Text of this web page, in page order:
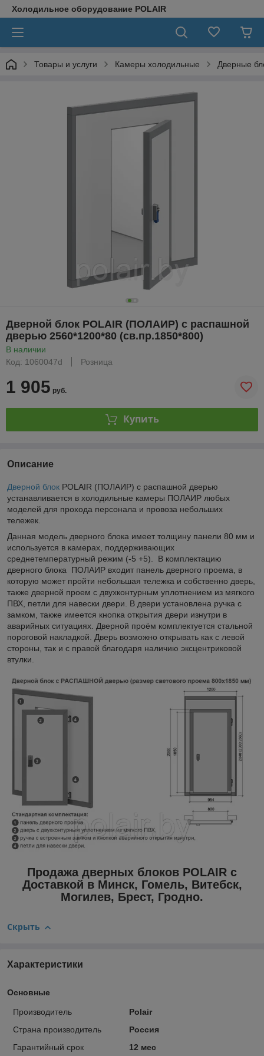
Холодильное оборудование POLAIR
Товары и услуги Камеры холодильные Дверные
Дверной блок POLAIR (ПОЛАИР) с распашной
дверью 2560*1200*80 (св.пр.1850*800)
В наличии
Код: 1060047d
Розница
1 905 руб.
Купить
Описание
Дверной блок POLAIR (ПОЛАИР) с распашной дверью
устанавливается в холодильные камеры ПОЛАИР любых
моделей для прохода персонала и провоза небольших
тележек.
Данная модель дверного блока имеет толщину панели 80 мм и
используется в камерах, поддерживающих
среднетемпературный режим (-5 +5). В комплектацию
дверного блока ПОЛАИР входит панель дверного проема, в
которую может пройти небольшая тележка и собственно дверь,
также дверной проем с двухконтурным уплотнением из мягкого
ПВХ, петли для навески двери. В двери установлена ручка с
замком, также имеется кнопка открытия двери изнутри в
аварийных ситуациях. Дверной проём комплектуется стальной
пороговой накладкой. Дверь возможно открывать как с левой
стороны, так и с правой благодаря наличию эксцентриковой
втулки.
Продажа дверных блоков POLAIR с
Доставкой в Минск, Гомель, Витебск,
Могилев, Брест, Гродно.
Скрыть
Характеристики
Основные
Производитель
Polair
Страна производитель
Россия
Гарантийный срок
12 мес